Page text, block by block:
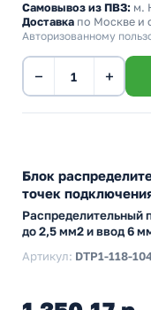
Самовывоз из ПВЗ: м.
Доставка по Москве и
Авторизованному
− +
Блок